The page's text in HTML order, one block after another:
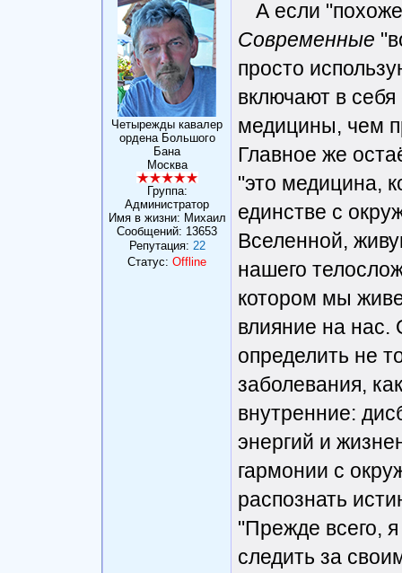
Четырежды кавалер
ордена Большого
Бана
Москва
Группа:
Администратор
Имя в жизни: Михаил
Сообщений: 13653
Репутация: 22
Статус: Offline
А если
Современные
просто
включают в
медицины, чем
Главное же
"это медицина,
единстве с
Вселенной,
нашего
котором мы
влияние на
определить не
заболевания,
внутренние:
энергий и
гармонии с
распознать
"Прежде всего,
следить за